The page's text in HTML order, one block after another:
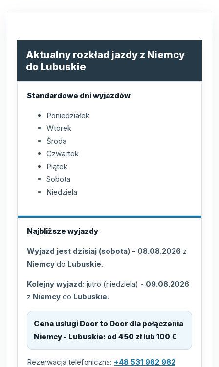
Aktualny rozkład jazdy z Niemcy
do Lubuskie
Standardowe dni wyjazdów
Poniedziałek
Wtorek
Środa
Czwartek
Piątek
Sobota
Niedziela
Najbliższe wyjazdy
Wyjazd jest dzisiaj (sobota) - 08.08.2026 z
Niemcy do Lubuskie.
Kolejny wyjazd: jutro (niedziela) - 09.08.2026
z Niemcy do Lubuskie.
Cena usługi Door to Door dla połączenia
Niemcy - Lubuskie: od 450 zł lub 100 €
Rezerwacja telefoniczna: +48 531 982 982